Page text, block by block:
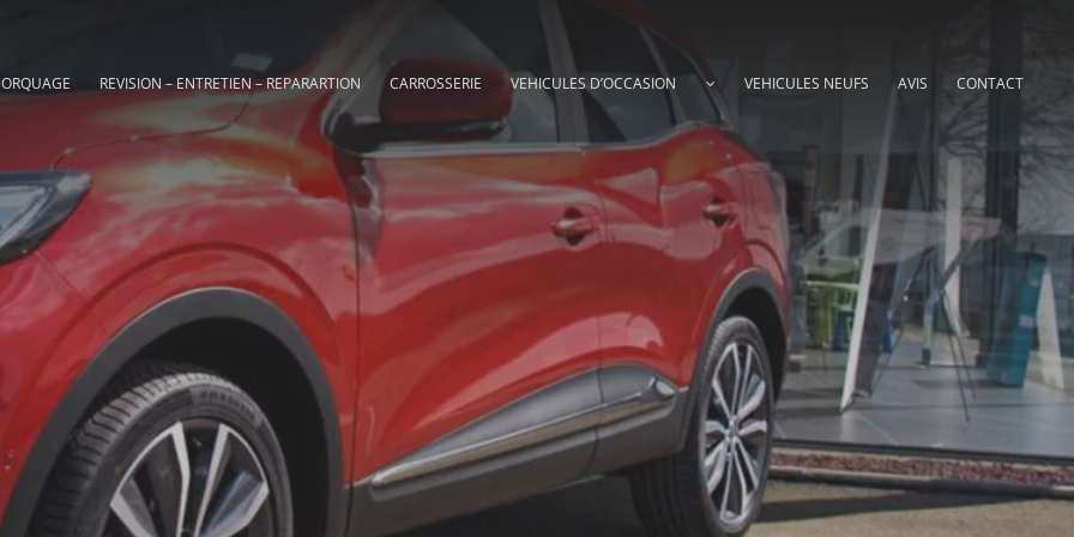
REVISION – ENTRETIEN – REPARARTION CARROSSERIE VEHICULES D’OCCASION VEHICULES NEUFS AVIS CONTACT